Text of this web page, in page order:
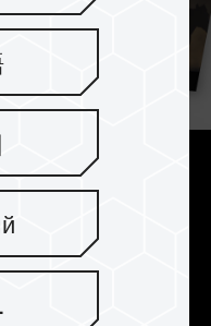
für
und
von 1TB, 2TB